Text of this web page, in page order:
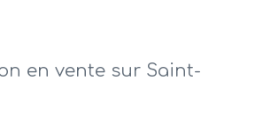
en vente sur Saint-